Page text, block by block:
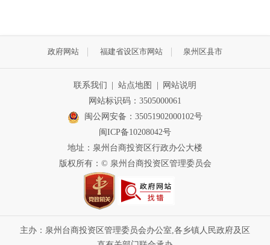
政府网站 福建省设区市网站 泉州区县市
联系我们 站点地图
网站说明
网站标识码：3505000061
闽公网安备：35051902000102号
闽ICP备10208042号
地址：泉州台商投资区行政办公大楼
版权所有：© 泉州台商投资区管理委员会
主办：泉州台商投资区管理委员会办公室,各乡镇人民政府及区